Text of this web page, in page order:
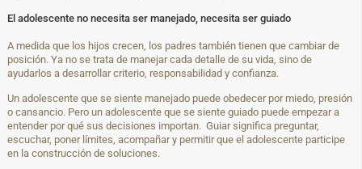
El adolescente no necesita ser manejado, necesita ser guiado
A medida que los hijos crecen, los padres también tienen que cambiar de
posición. Ya no se trata de manejar cada detalle de su vida, sino de
ayudarlos a desarrollar criterio, responsabilidad y confianza.
Un adolescente que se siente manejado puede obedecer por miedo, presión
o cansancio. Pero un adolescente que se siente guiado puede empezar a
entender por qué sus decisiones importan. Guiar significa preguntar,
escuchar, poner límites, acompañar y permitir que el adolescente participe
en la construcción de soluciones.